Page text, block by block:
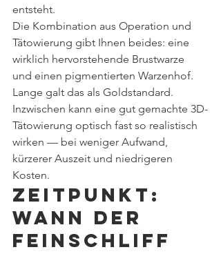
entsteht.
Die Kombination aus Operation und
Tätowierung gibt Ihnen beides: eine
wirklich hervorstehende Brustwarze
und einen pigmentierten Warzenhof.
Lange galt das als Goldstandard.
Inzwischen kann eine gut gemachte 3D-
Tätowierung optisch fast so realistisch
wirken — bei weniger Aufwand,
kürzerer Auszeit und niedrigeren
Kosten.
Zeitpunkt:
wann der
Feinschliff